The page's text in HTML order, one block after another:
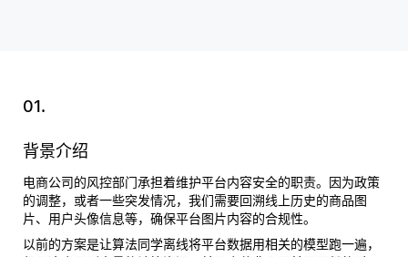
01.
背景介绍
电商公司的风控部门承担着维护平台内容安全的职责。因为政策
的调整，或者一些突发情况，我们需要回溯线上历史的商品图
片、用户头像信息等，确保平台图片内容的合规性。
以前的方案是让算法同学离线将平台数据用相关的模型跑一遍，